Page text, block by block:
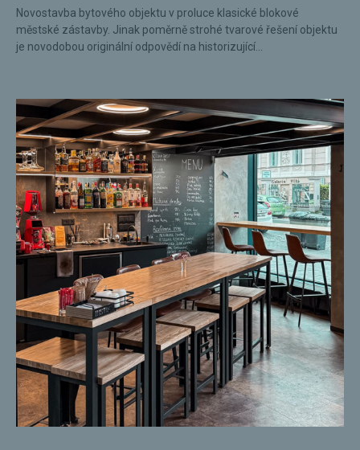
Novostavba bytového objektu v proluce klasické blokové
městské zástavby. Jinak poměrně strohé tvarové řešení objektu
je novodobou originální odpovědí na historizující...